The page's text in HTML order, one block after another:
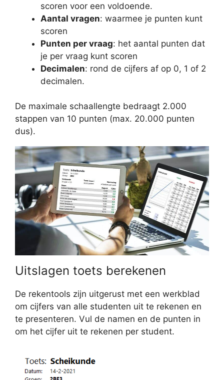
scoren voor een voldoende.
Aantal vragen: waarmee je punten kunt
scoren
Punten per vraag: het aantal punten dat
je per vraag kunt scoren
Decimalen: rond de cijfers af op 0, 1 of 2
decimalen.
De maximale schaallengte bedraagt 2.000
stappen van 10 punten (max. 20.000 punten
dus).
Uitslagen toets berekenen
De rekentools zijn uitgerust met een werkblad
om cijfers van alle studenten uit te rekenen en
te presenteren. Vul de namen en de punten in
om het cijfer uit te rekenen per student.